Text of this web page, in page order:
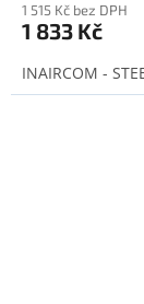
1 515 Kč bez DPH
1 833 Kč
INAIRCOM -